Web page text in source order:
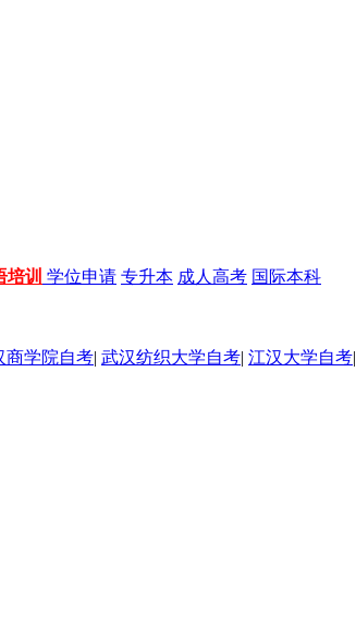
训 学位申请 专升本 成人高考 国际本科
商学院自考| 武汉纺织大学自考| 江汉大学自考|